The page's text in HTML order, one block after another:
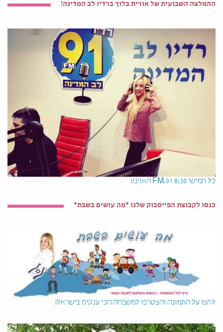
ההמלצה השבועית של אורית בלוך ברדיו לב המדינה!
כל חמישי 8:30 91.FM האזינו!
כנסו לקבוצת הפייסבוק שלנו *מה עושים בשבת*
לחצו על התמונה והצטרפו למשפחה הכי ענקית בישראל!